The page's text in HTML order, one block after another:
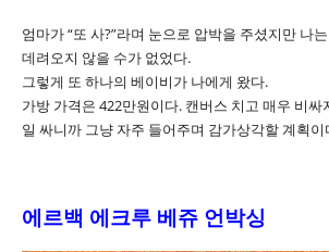
엄마가 “또 사?”라며 눈으로 압박을 주셨지만 나
데려오지 않을 수가 없었다.
그렇게 또 하나의 베이비가 나에게 왔다.
가방 가격은 422만원이다. 캔버스 치고 매우 비싸
일 싸니까 그냥 자주 들어주며 감가상각할 계획이
에르백 에크루 베쥬 언박싱